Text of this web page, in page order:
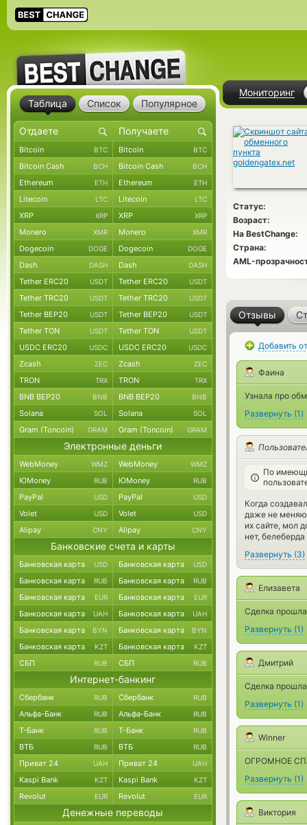
Мониторинг
Статус:
Возраст:
На BestChange:
Страна:
AML-
Отзывы
Добавить
Фаина
Узнала про
Развернуть (1)
По
Когда
даже не
их сайте, мол
нет,
Развернуть (3)
Елизавета
Сделка
Развернуть (1)
Дмитрий
Сделка
Развернуть (1)
Winner
ОГРОМНОЕ
Развернуть (1)
Виктория
Таблица Список Популярное
Bitcoin BTC Bitcoin BTC
Bitcoin Cash BCH Bitcoin Cash BCH
Ethereum ETH Ethereum ETH
Litecoin LTC Litecoin LTC
XRP XRP XRP XRP
Monero XMR Monero XMR
Dogecoin DOGE Dogecoin DOGE
Dash DASH Dash DASH
Tether ERC20 USDT Tether ERC20 USDT
Tether TRC20 USDT Tether TRC20 USDT
Tether BEP20 USDT Tether BEP20 USDT
Tether TON USDT Tether TON USDT
USDC ERC20 USDC USDC ERC20 USDC
Zcash ZEC Zcash ZEC
TRON TRX TRON TRX
BNB BEP20 BNB BNB BEP20 BNB
Solana SOL Solana SOL
Gram (Toncoin) GRAM Gram (Toncoin) GRAM
Электронные деньги
WebMoney WMZ WebMoney WMZ
ЮMoney RUB ЮMoney RUB
PayPal USD PayPal USD
Volet USD Volet USD
Alipay CNY Alipay CNY
Банковские счета и карты
Банковская карта USD Банковская карта USD
Банковская карта RUB Банковская карта RUB
Банковская карта EUR Банковская карта EUR
Банковская карта UAH Банковская карта UAH
Банковская карта BYN Банковская карта BYN
Банковская карта KZT Банковская карта KZT
СБП RUB СБП RUB
Интернет-банкинг
Сбербанк RUB Сбербанк RUB
Альфа-Банк RUB Альфа-Банк RUB
Т-Банк RUB Т-Банк RUB
ВТБ RUB ВТБ RUB
Приват 24 UAH Приват 24 UAH
Kaspi Bank KZT Kaspi Bank KZT
Revolut EUR Revolut EUR
Денежные переводы